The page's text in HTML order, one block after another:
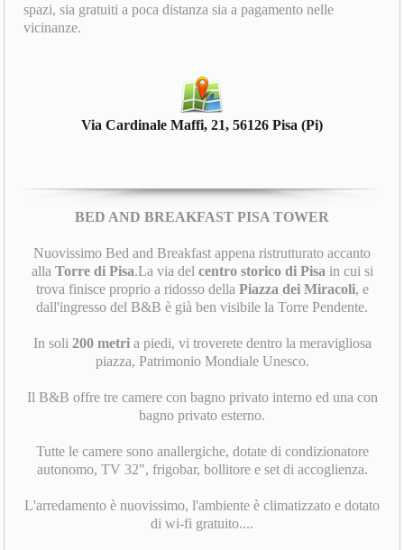
spazi, sia gratuiti a poca distanza sia a pagamento nelle
vicinanze.
Via Cardinale Maffi, 21, 56126 Pisa (Pi)
BED AND BREAKFAST PISA TOWER
Nuovissimo Bed and Breakfast appena ristrutturato accanto
alla Torre di Pisa.La via del centro storico di Pisa in cui si
trova finisce proprio a ridosso della Piazza dei Miracoli, e
dall'ingresso del B&B è già ben visibile la Torre Pendente.
In soli 200 metria piedi, vi troverete dentro la meravigliosa
piazza, Patrimonio Mondiale Unesco.
Il B&B offre tre camere con bagno privato interno ed una con
bagno privato esterno.
Tutte le camere sono anallergiche, dotate di condizionatore
autonomo, TV 32", frigobar, bollitore e set di accoglienza.
L'arredamento è nuovissimo, l'ambiente è climatizzato e dotato
di wi-fi gratuito....